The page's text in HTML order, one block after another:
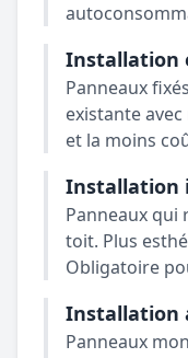
Installation
Panneaux
existante
et la moins
Installation
Panneaux qui
toit. Plus
Obligatoire
Installation
Panneaux